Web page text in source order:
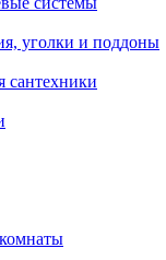
уголки и поддоны
сантехники